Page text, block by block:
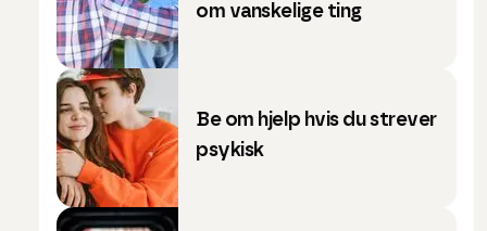
om vanskelige ting
Be om hjelp hvis du strever
psykisk